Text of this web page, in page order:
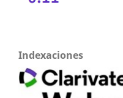
Indexaciones